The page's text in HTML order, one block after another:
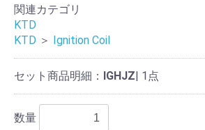
関連カテゴリ
KTD
KTD ＞ Ignition Coil
セット商品明細： IGHJZ| 1点
数量